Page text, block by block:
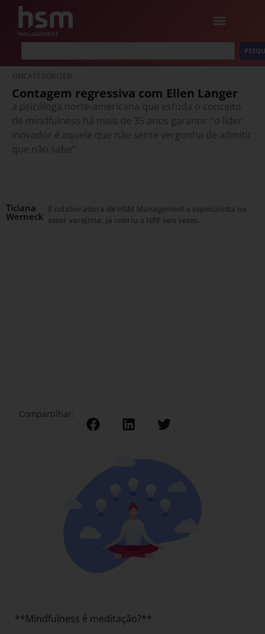
UNCATEGORIZED
Contagem regressiva com Ellen Langer
a psicóloga norte-americana que estuda o conceito
de mindfulness há mais de 35 anos garante: “o líder
inovador é aquele que não sente vergonha de admitir
que não sabe”
Ticiana
Werneck
É colaboradora de HSM Management e especialista no
setor varejista; já cobriu o NRF seis vezes.
Compartilhar:
**Mindfulness é meditação?**